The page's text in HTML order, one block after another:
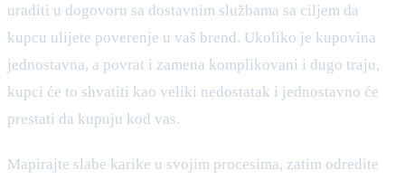
uraditi u dogovoru sa dostavnim službama sa ciljem da
kupcu ulijete poverenje u vaš brend. Ukoliko je kupovina
jednostavna, a povrat i zamena komplikovani i dugo traju,
kupci će to shvatiti kao veliki nedostatak i jednostavno će
prestati da kupuju kod vas.
Mapirajte slabe karike u svojim procesima, zatim odredite